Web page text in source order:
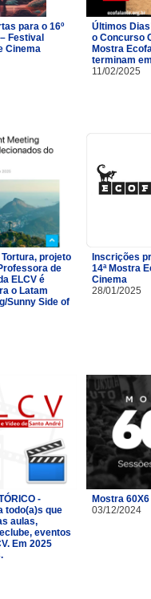
para o 16º
Festival
Cinema
Últimos
o Concurso
Mostra
terminam
11/02/2025
projeto
de
ELCV é
o Latam
Sunny Side of
Inscrições
14ª Mostra
Cinema
28/01/2025
-
todo(a)s que
aulas,
eventos
Em 2025
Mostra 60X6
03/12/2024